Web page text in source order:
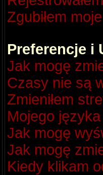
Zgubiłem
Preferencje i
Jak mogę
Czasy nie są
Zmieniłem
Mojego
Jak mogę
Jak mogę
Kiedy klikam